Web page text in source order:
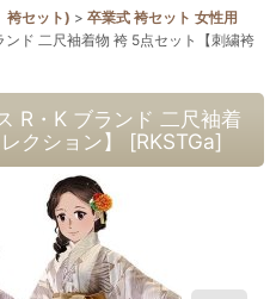
袴セット) > 卒業式 袴セット 女性用
ド 二尺袖着物 袴 5点セット【刺繍袴
R・K ブランド 二尺袖着
クション】
[RKSTGa]